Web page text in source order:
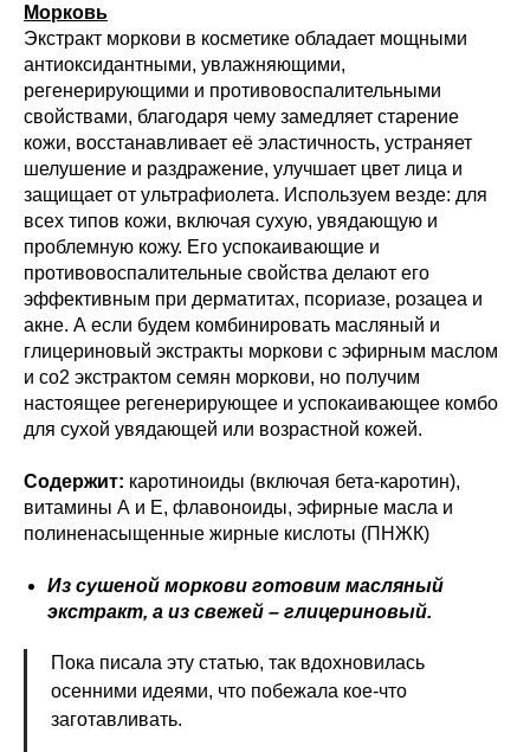
Морковь
Экстракт моркови в косметике обладает мощными
антиоксидантными, увлажняющими,
регенерирующими и противовоспалительными
свойствами, благодаря чему замедляет старение
кожи, восстанавливает её эластичность, устраняет
шелушение и раздражение, улучшает цвет лица и
защищает от ультрафиолета. Используем везде: для
всех типов кожи, включая сухую, увядающую и
проблемную кожу. Его успокаивающие и
противовоспалительные свойства делают его
эффективным при дерматитах, псориазе, розацеа и
акне. А если будем комбинировать масляный и
глицериновый экстракты моркови с эфирным маслом
и со2 экстрактом семян моркови, но получим
настоящее регенерирующее и успокаивающее комбо
для сухой увядающей или возрастной кожей.
Содержит: каротиноиды (включая бета-каротин),
витамины А и Е, флавоноиды, эфирные масла и
полиненасыщенные жирные кислоты (ПНЖК)
Из сушеной моркови готовим масляный
экстракт, а из свежей – глицериновый.
Пока писала эту статью, так вдохновилась
осенними идеями, что побежала кое-что
заготавливать.